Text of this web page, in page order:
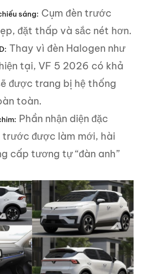
sáng: Cụm đèn trước
đặt thấp và sắc nét hơn.
Thay vì đèn Halogen như
tại, VF 5 2026 có khả
được trang bị hệ thống
toàn.
Phần nhận diện đặc
được làm mới, hài
cấp tương tự “đàn anh”